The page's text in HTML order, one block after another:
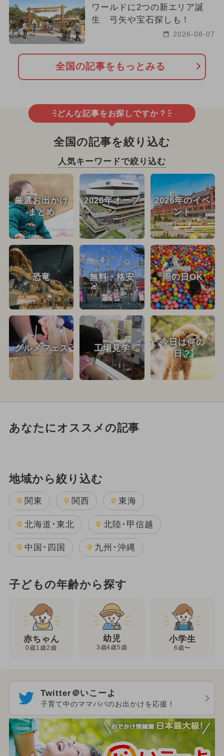
ワールドに2つの新エリア誕
生 弓矢や宝石探しも！
2026-08-07
全国の記事をもっとみる
どんな記事をお探しですか？
全国の記事を絞り込む
人気キーワードで絞り込む
厳選お出かけ
まとめ
2026年オープ
ン
2026年のイベ
ント
恐竜 無料・格安 雨の日OK
グルメフェス 工場見学
今日は何の
日？
あなたにオススメの記事
地域から絞り込む
関東 関西 東海
北海道･東北 北陸･甲信越
中国･四国 九州･沖縄
子どもの年齢から探す
赤ちゃん
0歳1歳2歳
幼児
3歳4歳5歳
小学生
6歳〜
Twitter＠いこーよ
子育て中のママパパのお出かけを応援！